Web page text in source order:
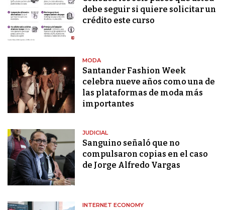
debe seguir si quiere solicitar un
crédito este curso
MODA
Santander Fashion Week
celebra nueve años como una de
las plataformas de moda más
importantes
JUDICIAL
Sanguino señaló que no
compulsaron copias en el caso
de Jorge Alfredo Vargas
INTERNET ECONOMY